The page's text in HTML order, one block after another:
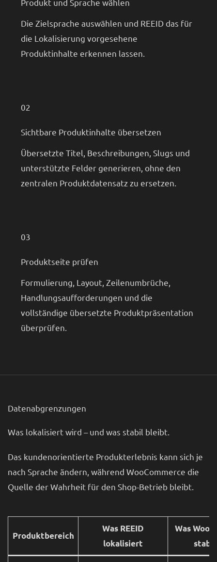
Produkt und Sprache wählen
Die Zielsprache auswählen und REEID das für
die Lokalisierung vorgesehene
Produktinhalte erkennen lassen.
02
Sichtbare Produktinhalte übersetzen
Übersetzte Titel, Beschreibungen, Slugs und
unterstützte Felder generieren, ohne den
zentralen Produktdatensatz zu ersetzen.
03
Produktseite prüfen
Formulierung, Layout, Zeilenumbrüche,
Handlungsaufforderungen und die
vollständige übersetzte Produktpräsentation
überprüfen.
Datenabgrenzungen
Was lokalisiert wird – und was stabil bleibt.
Das kundenorientierte Produkterlebnis kann sich je
nach Sprache ändern, während WooCommerce die
Quelle der Wahrheit für den Shop-Betrieb bleibt.
Produktbereich
Was REEID
lokalisiert
Was